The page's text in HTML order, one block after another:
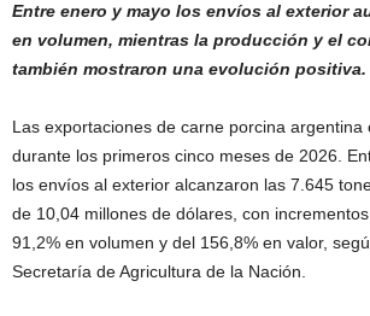
Entre enero y mayo los envíos al exterior
en volumen, mientras la producción y el
también mostraron una evolución positiva.
Las exportaciones de carne porcina argentina
durante los primeros cinco meses de 2026.
los envíos al exterior alcanzaron las 7.645
de 10,04 millones de dólares, con
91,2% en volumen y del 156,8% en valor,
Secretaría de Agricultura de la Nación.